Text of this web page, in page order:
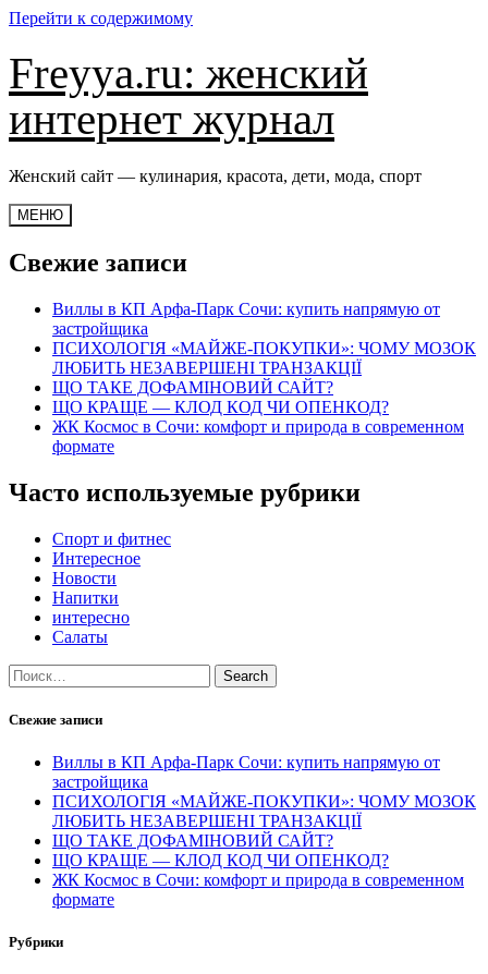
Перейти к содержимому
Freyya.ru: женский
интернет журнал
Женский сайт — кулинария, красота, дети, мода, спорт
МЕНЮ
Свежие записи
Виллы в КП Арфа-Парк Сочи: купить напрямую от
застройщика
ПСИХОЛОГІЯ «МАЙЖЕ-ПОКУПКИ»: ЧОМУ МОЗОК
ЛЮБИТЬ НЕЗАВЕРШЕНІ ТРАНЗАКЦІЇ
ЩО ТАКЕ ДОФАМІНОВИЙ САЙТ?
ЩО КРАЩЕ — КЛОД КОД ЧИ ОПЕНКОД?
ЖК Космос в Сочи: комфорт и природа в современном
формате
Часто используемые рубрики
Спорт и фитнес
Интересное
Новости
Напитки
интересно
Салаты
Search
Свежие записи
Виллы в КП Арфа-Парк Сочи: купить напрямую от
застройщика
ПСИХОЛОГІЯ «МАЙЖЕ-ПОКУПКИ»: ЧОМУ МОЗОК
ЛЮБИТЬ НЕЗАВЕРШЕНІ ТРАНЗАКЦІЇ
ЩО ТАКЕ ДОФАМІНОВИЙ САЙТ?
ЩО КРАЩЕ — КЛОД КОД ЧИ ОПЕНКОД?
ЖК Космос в Сочи: комфорт и природа в современном
формате
Рубрики